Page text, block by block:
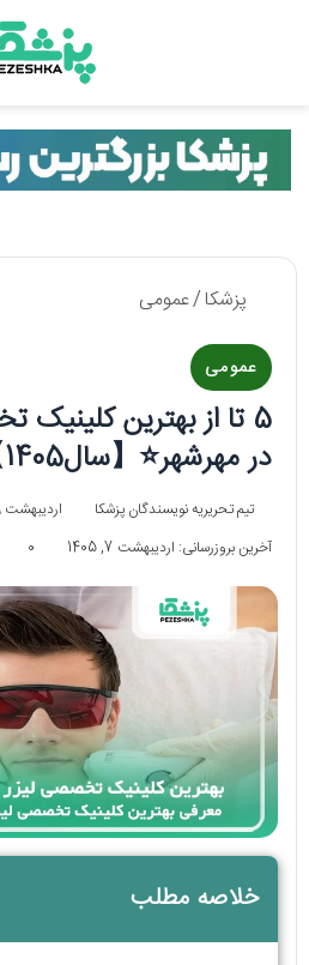
پزشکا/عمومی
عمومی
5 تا از بهترین کلینیک
در مهرشهر⭐【سال1405】❤️
تیم تحریریه نویسندگان پزشکا
اردیبهشت 29, 1404
آخرین بروزرسانی: اردیبهشت 7, 1405
0
خلاصه مطلب